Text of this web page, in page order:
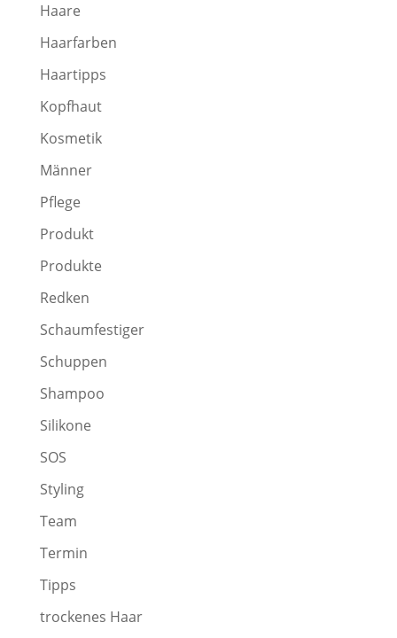
Haare
Haarfarben
Haartipps
Kopfhaut
Kosmetik
Männer
Pflege
Produkt
Produkte
Redken
Schaumfestiger
Schuppen
Shampoo
Silikone
SOS
Styling
Team
Termin
Tipps
trockenes Haar